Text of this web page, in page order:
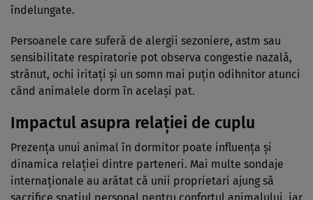
îndelungate.
Persoanele care suferă de alergii sezoniere, astm sau
sensibilitate respiratorie pot observa congestie nazală,
strănut, ochi iritați și un somn mai puțin odihnitor atunci
când animalele dorm în același pat.
Impactul asupra relației de cuplu
Prezența unui animal în dormitor poate influența și
dinamica relației dintre parteneri. Mai multe sondaje
internaționale au arătat că unii proprietari ajung să
sacrifice spațiul personal pentru confortul animalului, iar